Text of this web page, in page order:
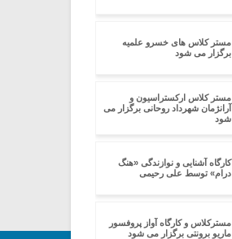
مستر کلاس های خسرو علمیه
برگزار می شود
مستر کلاس ارکستراسیون و
آرانژمان شهرداد روحانی برگزار می
شود
کارگاه آشنایی و نوازندگی «هنگ
درام» توسط علی رحیمی
مسترکلاس و کارگاه آواز پروفسور
ماریو برونتی برگزار می شود